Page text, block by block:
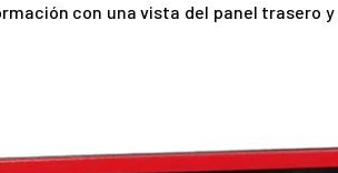
con una vista del panel trasero